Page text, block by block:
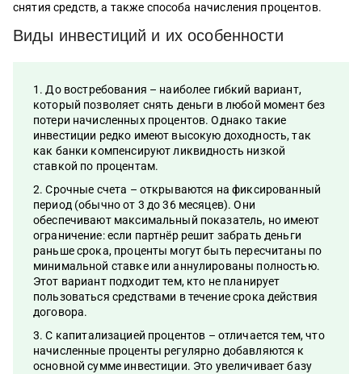
снятия средств, а также способа начисления процентов.
Виды инвестиций и их особенности
До востребования – наиболее гибкий вариант,
который позволяет снять деньги в любой момент без
потери начисленных процентов. Однако такие
инвестиции редко имеют высокую доходность, так
как банки компенсируют ликвидность низкой
ставкой по процентам.
Срочные счета – открываются на фиксированный
период (обычно от 3 до 36 месяцев). Они
обеспечивают максимальный показатель, но имеют
ограничение: если партнёр решит забрать деньги
раньше срока, проценты могут быть пересчитаны по
минимальной ставке или аннулированы полностью.
Этот вариант подходит тем, кто не планирует
пользоваться средствами в течение срока действия
договора.
С капитализацией процентов – отличается тем, что
начисленные проценты регулярно добавляются к
основной сумме инвестиции. Это увеличивает базу